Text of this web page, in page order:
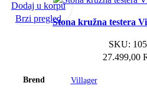
Stona kružna testera
SKU:
27.499,00
Brend Villager
Dodaj u korpu
Brzi pregled